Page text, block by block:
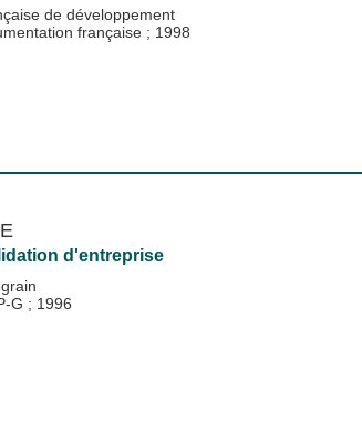
de développement
française ; 1998
d'entreprise
G ; 1996